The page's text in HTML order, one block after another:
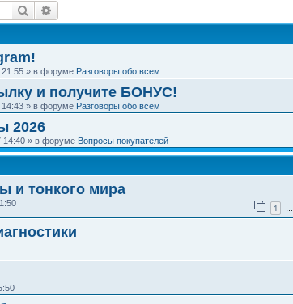
Поиск
21:55 » в форуме Разговоры обо всем
и получите БОНУС!
14:43 » в форуме Разговоры обо всем
2026
14:40 » в форуме Вопросы покупателей
и тонкого мира
1 …